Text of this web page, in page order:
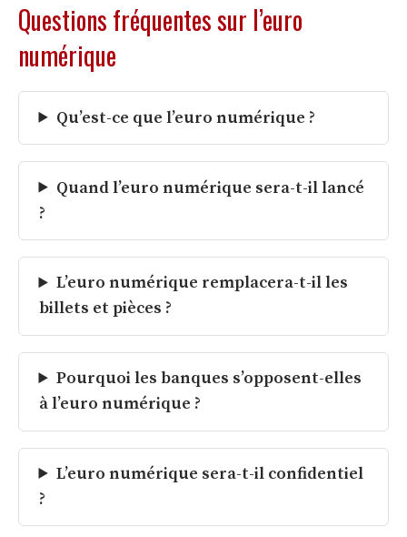
Questions fréquentes sur l’euro
numérique
Qu’est-ce que l’euro numérique ?
Quand l’euro numérique sera-t-il lancé
?
L’euro numérique remplacera-t-il les
billets et pièces ?
Pourquoi les banques s’opposent-elles
à l’euro numérique ?
L’euro numérique sera-t-il confidentiel
?